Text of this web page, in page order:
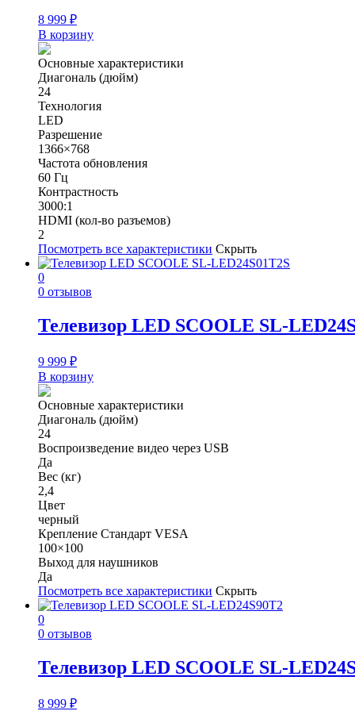
8 999 ₽
В корзину
Основные характеристики
Диагональ (дюйм)
24
Технология
LED
Разрешение
1366×768
Частота обновления
60 Гц
Контрастность
3000:1
HDMI (кол-во разъемов)
2
Посмотреть все характеристики Скрыть
0
0 отзывов
Телевизор LED SCOOLE SL-
9 999 ₽
В корзину
Основные характеристики
Диагональ (дюйм)
24
Воспроизведение видео через USB
Да
Вес (кг)
2,4
Цвет
черный
Крепление Стандарт VESA
100×100
Выход для наушников
Да
Посмотреть все характеристики Скрыть
0
0 отзывов
Телевизор LED SCOOLE SL-
8 999 ₽